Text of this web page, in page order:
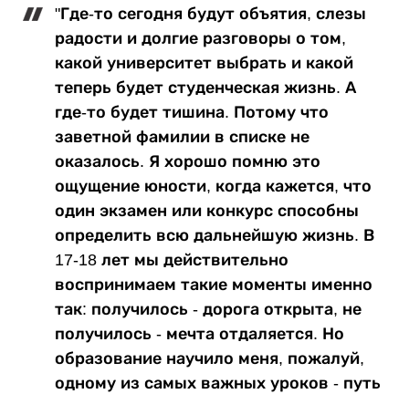
"Где-то сегодня будут объятия, слезы
радости и долгие разговоры о том,
какой университет выбрать и какой
теперь будет студенческая жизнь. А
где-то будет тишина. Потому что
заветной фамилии в списке не
оказалось. Я хорошо помню это
ощущение юности, когда кажется, что
один экзамен или конкурс способны
определить всю дальнейшую жизнь. В
17-18 лет мы действительно
воспринимаем такие моменты именно
так: получилось - дорога открыта, не
получилось - мечта отдаляется. Но
образование научило меня, пожалуй,
одному из самых важных уроков - путь